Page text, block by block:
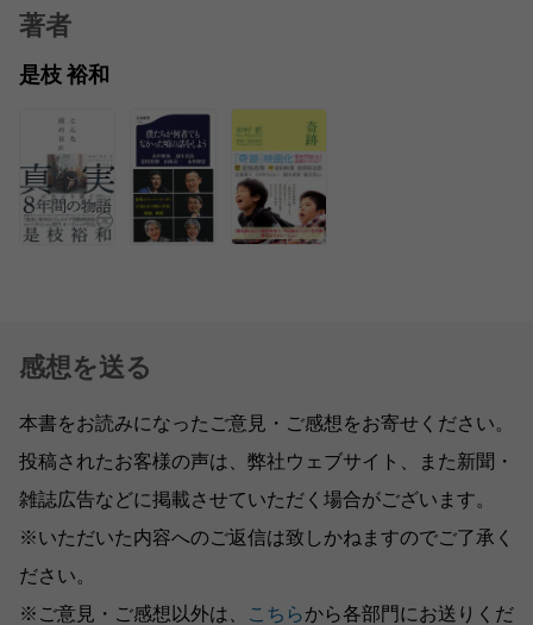
著者
是枝 裕和
感想を送る
本書をお読みになったご意見・ご感想をお寄せください。
投稿されたお客様の声は、弊社ウェブサイト、また新聞・
雑誌広告などに掲載させていただく場合がございます。
※いただいた内容へのご返信は致しかねますのでご了承く
ださい。
※ご意見・ご感想以外は、
こちらから各部門にお送りくだ